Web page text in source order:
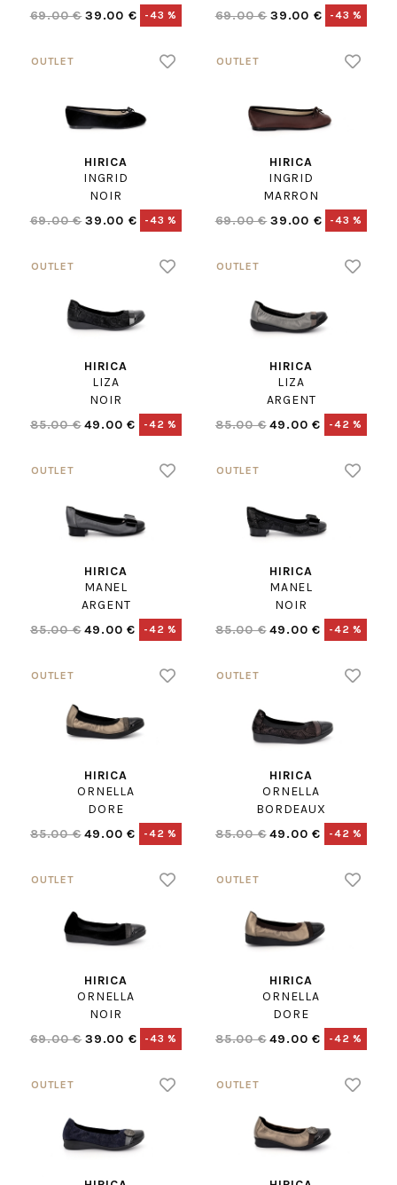
69.00 € 39.00 € -43 %
69.00 € 39.00 € -43 %
HIRICA
INGRID
NOIR
69.00 € 39.00 € -43 %
HIRICA
INGRID
MARRON
69.00 € 39.00 € -43 %
HIRICA
LIZA
NOIR
85.00 € 49.00 € -42 %
HIRICA
LIZA
ARGENT
85.00 € 49.00 € -42 %
HIRICA
MANEL
ARGENT
85.00 € 49.00 € -42 %
HIRICA
MANEL
NOIR
85.00 € 49.00 € -42 %
HIRICA
ORNELLA
DORE
85.00 € 49.00 € -42 %
HIRICA
ORNELLA
BORDEAUX
85.00 € 49.00 € -42 %
HIRICA
ORNELLA
NOIR
69.00 € 39.00 € -43 %
HIRICA
ORNELLA
DORE
85.00 € 49.00 € -42 %